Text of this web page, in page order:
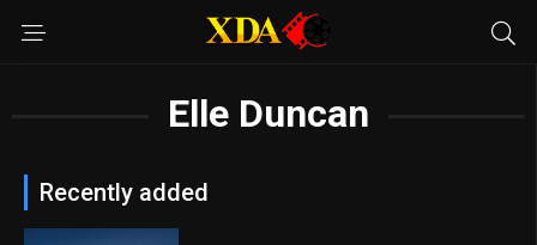
Elle Duncan
Recently added